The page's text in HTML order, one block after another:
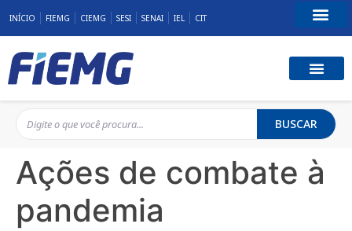
INÍCIO FIEMG CIEMG SESI SENAI IEL CIT
BUSCAR
Ações de combate à
pandemia